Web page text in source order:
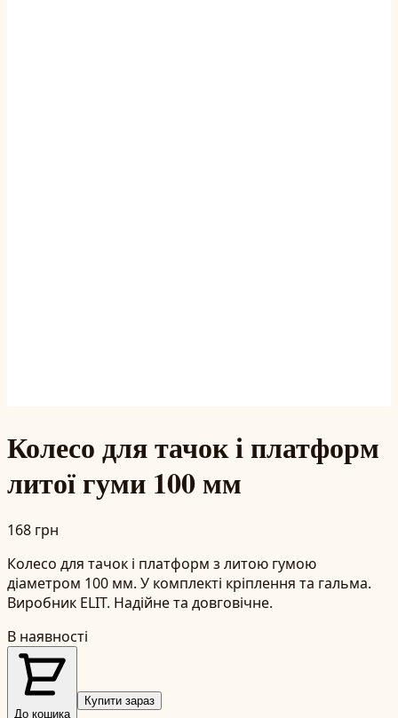
Колесо для тачок і платформ
литої гуми 100 мм
168 грн
Колесо для тачок і платформ з литою гумою
діаметром 100 мм. У комплекті кріплення та гальма.
Виробник ELIT. Надійне та довговічне.
В наявності
До кошика
Купити зараз